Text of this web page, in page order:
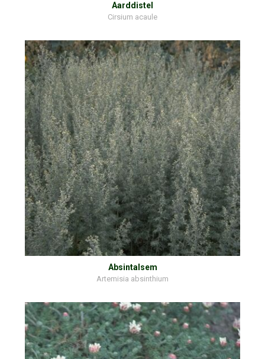
Aarddistel
Cirsium acaule
Absintalsem
Artemisia absinthium